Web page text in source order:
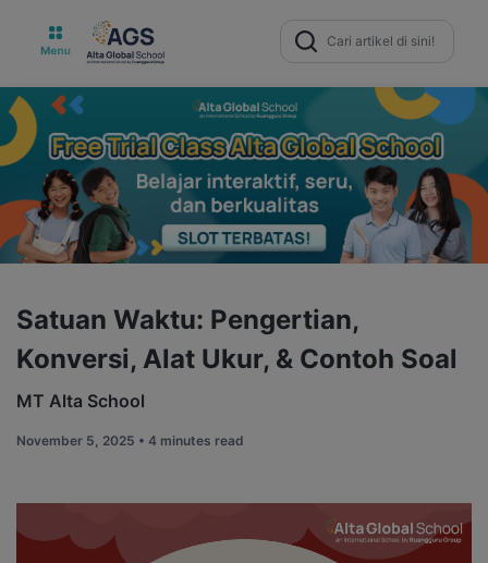
Search
for:
Satuan Waktu: Pengertian,
Konversi, Alat Ukur, & Contoh Soal
MT Alta School
November 5, 2025 • 4 minutes read